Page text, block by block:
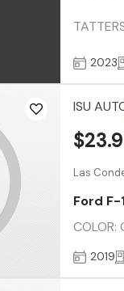
2023
ISU
Las
Ford F-
2019